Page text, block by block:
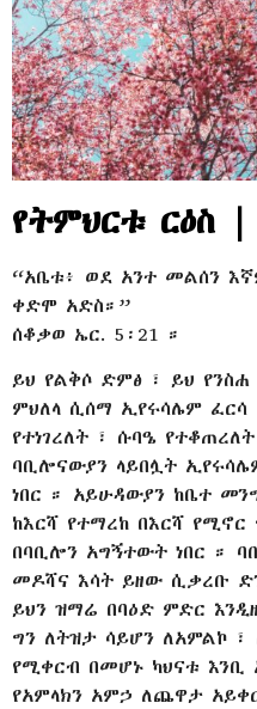
የትምህርቱ ርዕስ
“አቤቱ፥ ወደ አንተ መልሰን
ቀድሞ አድስ።”
ሰቆቃወ ኤር. 5፡21 ።
ይህ የልቅሶ ድምፅ ፣ ይህ
ምህለላ ሲሰማ ኢየሩሳሌም
የተነገረለት ፣ ሱባዔ
ባቢሎናውያን ላይበሏት
ነበር ። አይሁዳውያን ከቤተ
ከእርሻ የተማረከ በእርሻ
በባቢሎን አግኝተውት ነበር ።
መዶሻና እሳት ይዘው ሲቃረቡ
ይህን ዝማሬ በባዕድ ምድር
ግን ለትዝታ ሳይሆን ለአምልኮ
የሚቀርብ በመሆኑ ካህናቱ
የአምላክን አምኃ ለጨዋታ